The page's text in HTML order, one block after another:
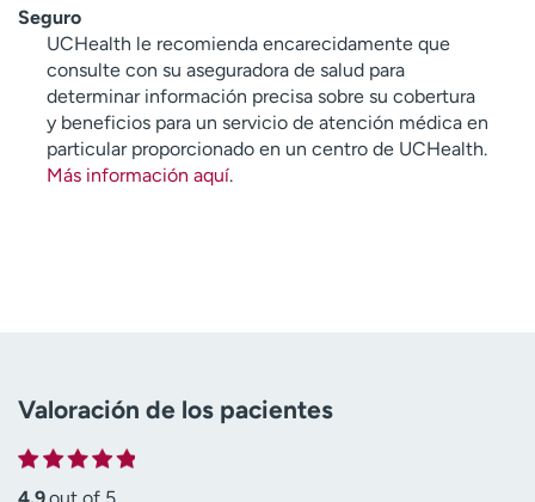
Seguro
UCHealth le recomienda encarecidamente que
consulte con su aseguradora de salud para
determinar información precisa sobre su cobertura
y beneficios para un servicio de atención médica en
particular proporcionado en un centro de UCHealth.
Más información aquí.
Valoración de los pacientes